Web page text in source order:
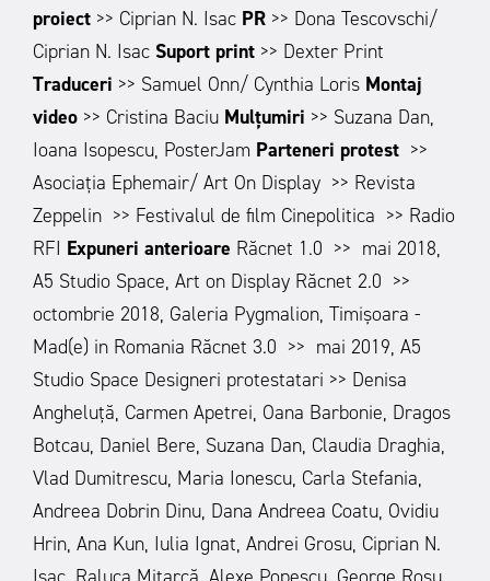
proiect >> Ciprian N. Isac PR >> Dona Tescovschi/
Ciprian N. Isac Suport print >> Dexter Print
Traduceri >> Samuel Onn/ Cynthia Loris Montaj
video >> Cristina Baciu Mulțumiri >> Suzana Dan,
Ioana Isopescu, PosterJam Parteneri protest >>
Asociația Ephemair/ Art On Display >> Revista
Zeppelin >> Festivalul de film Cinepolitica >> Radio
RFI Expuneri anterioare Răcnet 1.0 >> mai 2018,
A5 Studio Space, Art on Display Răcnet 2.0 >>
octombrie 2018, Galeria Pygmalion, Timișoara -
Mad(e) in Romania Răcnet 3.0 >> mai 2019, A5
Studio Space Designeri protestatari >> Denisa
Angheluță, Carmen Apetrei, Oana Barbonie, Dragos
Botcau, Daniel Bere, Suzana Dan, Claudia Draghia,
Vlad Dumitrescu, Maria Ionescu, Carla Stefania,
Andreea Dobrin Dinu, Dana Andreea Coatu, Ovidiu
Hrin, Ana Kun, Iulia Ignat, Andrei Grosu, Ciprian N.